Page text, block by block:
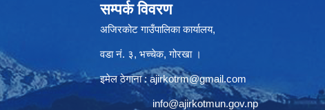
सम्पर्क विवरण
अजिरकोट गाउँपालिका कार्यालय,
वडा नं. ३, भच्चेक, गोरखा ।
इमेल ठेगाना : ajirkotrm@gmail.com
info@ajirkotmun.gov.np